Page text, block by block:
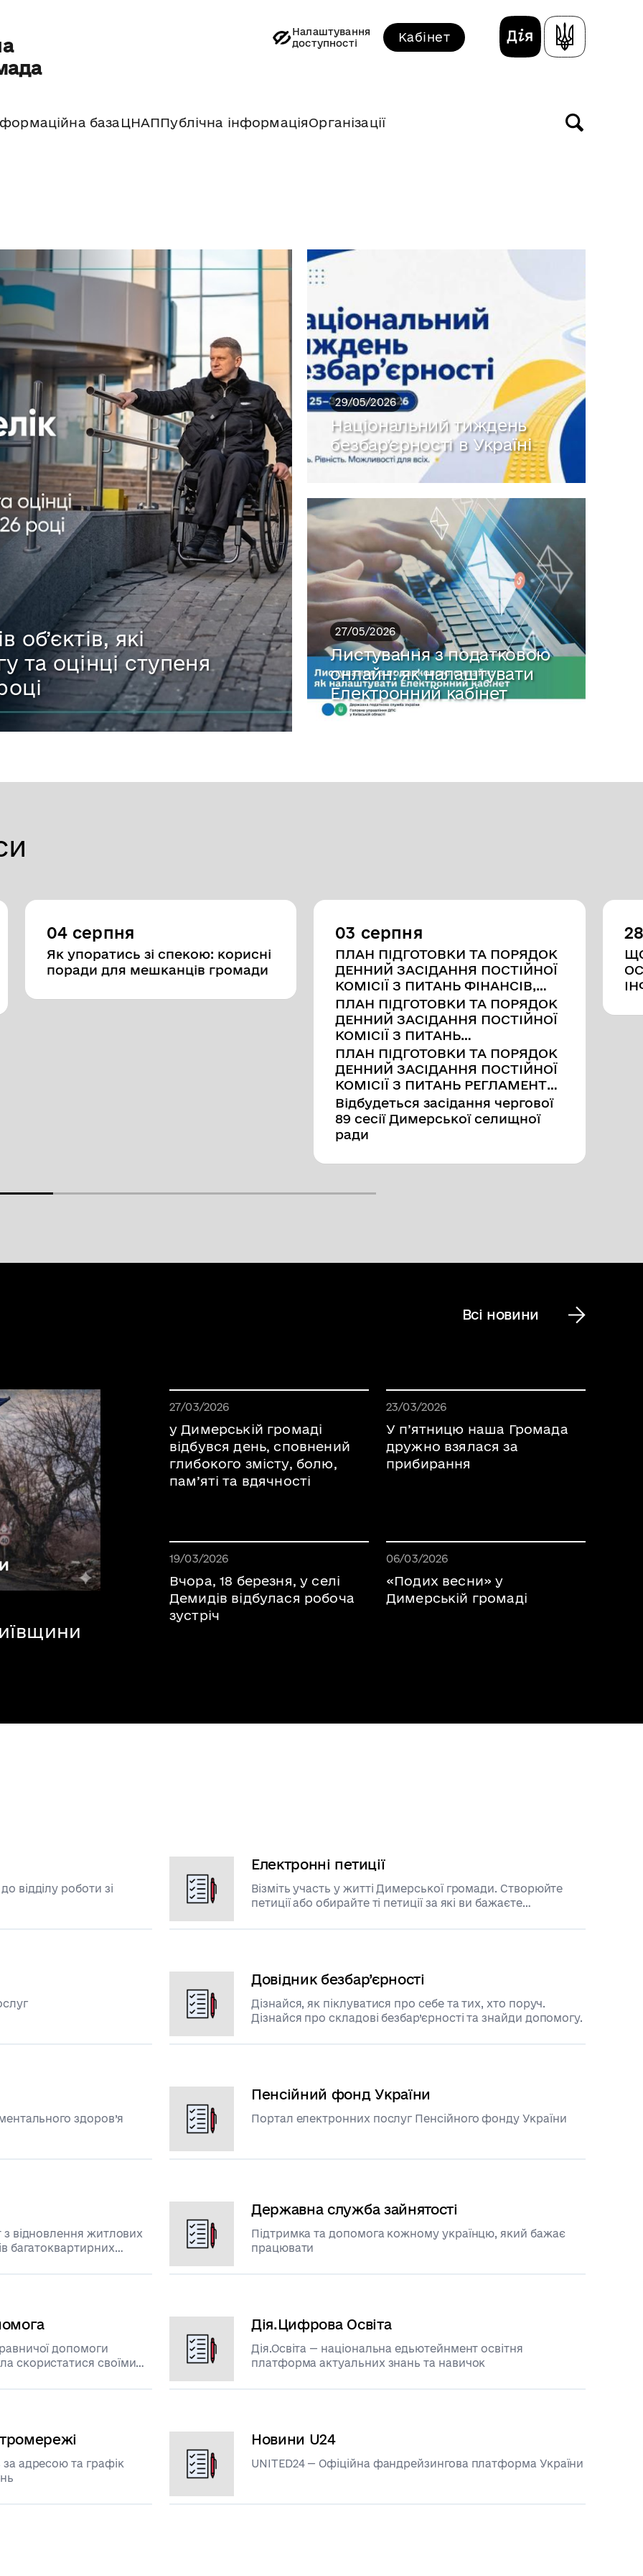
Налаштування
доступності
Кабінет
база ЦНАППублічна інформаціяОрганізації
які
та оцінці ступеня
29/05/2026
Національний тиждень
безбар’єрності в Україні
27/05/2026
Листування з податковою
онлайн: як налаштувати
Електронний кабінет
04 серпня
Як упоратись зі спекою: корисні
поради для мешканців громади
03 серпня
ПЛАН ПІДГОТОВКИ ТА ПОРЯДОК
ДЕННИЙ ЗАСІДАННЯ ПОСТІЙНОЇ
КОМІСІЇ З ПИТАНЬ ФІНАНСІВ,
БЮДЖЕТУ, ПЛАНУВАННЯ
СОЦІАЛЬНО-ЕКОНОМІЧНОГО
РОЗВИТКУ, ІНВЕСТИЦІЙ ТА
МІЖНАРОДНОГО
СПІВРОБІТНИЦТВА
ПЛАН ПІДГОТОВКИ ТА ПОРЯДОК
ДЕННИЙ ЗАСІДАННЯ ПОСТІЙНОЇ
КОМІСІЇ З ПИТАНЬ
КОМУНАЛЬНОЇ ВЛАСНОСТІ,
ЖИТЛОВО-КОМУНАЛЬНОГО
ГОСПОДАРСТВА,
ЕНЕРГОЗБЕРЕЖННЯ ТА
ТРАНСПОРТУ
ПЛАН ПІДГОТОВКИ ТА ПОРЯДОК
ДЕННИЙ ЗАСІДАННЯ ПОСТІЙНОЇ
КОМІСІЇ З ПИТАНЬ РЕГЛАМЕНТУ,
ДЕПУТАТСЬКОЇ ДІЯЛЬНОСТІ ТА
ЕТИКИ, ПРАВ ЛЮДИНИ,
ЗАКОННОСТІ, ПРАВОПОРЯДКУ,
ПРАВООХОРОННИМИ ОРГАНАМИ
Відбудеться засідання чергової
89 сесії Димерської селищної
ради
Всі новини
Дата публікації 03.04.2026
27/03/2026
у Димерській громаді
відбувся день, сповнений
глибокого змісту, болю,
пам’яті та вдячності
Дата публікації 03.04.2026
23/03/2026
У п’ятницю наша Громада
дружно взялася за
прибирання
Дата публікації 03.04.2026
19/03/2026
Вчора, 18 березня, у селі
Демидів відбулася робоча
зустріч
Дата публікації 03.04.2026
06/03/2026
«Подих весни» у
Димерській громаді
відділу роботи зі
Електронні петиції
Візміть участь у житті Димерської громади. Створюйте
петиції або обирайте ті петиції за які ви бажаєте
Довідник безбар’єрності
Дізнайся, як піклуватися про себе та тих, хто поруч.
Дізнайся про складові безбар’єрності та знайди допомогу.
здоров’я
Пенсійний фонд України
Портал електронних послуг Пенсійного фонду України
з відновлення житлових
багатоквартирних
України
Державна служба зайнятості
Підтримка та допомога кожному українцю, який бажає
працювати
допомоги
Дія.Цифрова Освіта
Дія.Освіта — національна едьютейнмент освітня
платформа актуальних знань та навичок
адресою та графік
Новини U24
UNITED24 — Офіційна фандрейзингова платформа України